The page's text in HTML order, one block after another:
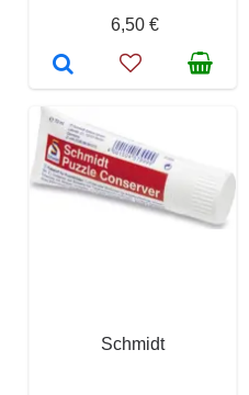
6,50 €
Schmidt